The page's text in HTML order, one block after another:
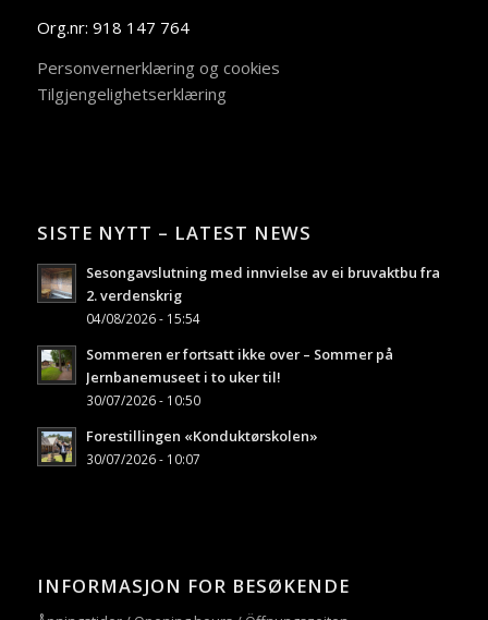
Org.nr: 918 147 764
Personvernerklæring og cookies
Tilgjengelighetserklæring
SISTE NYTT – LATEST NEWS
Sesongavslutning med innvielse av ei bruvaktbu fra
2. verdenskrig
04/08/2026 - 15:54
Sommeren er fortsatt ikke over – Sommer på
Jernbanemuseet i to uker til!
30/07/2026 - 10:50
Forestillingen «Konduktørskolen»
30/07/2026 - 10:07
INFORMASJON FOR BESØKENDE